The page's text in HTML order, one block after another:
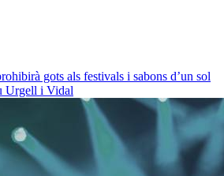
gots als festivals i sabons d’un sol
Urgell i Vidal